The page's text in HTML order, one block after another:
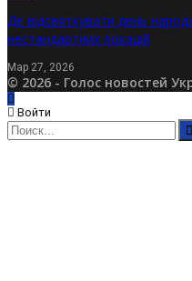
Де відсвяткувати день
нестандартних локацій
Мар 27, 2026
© 2026 - Голос новостей
Войти